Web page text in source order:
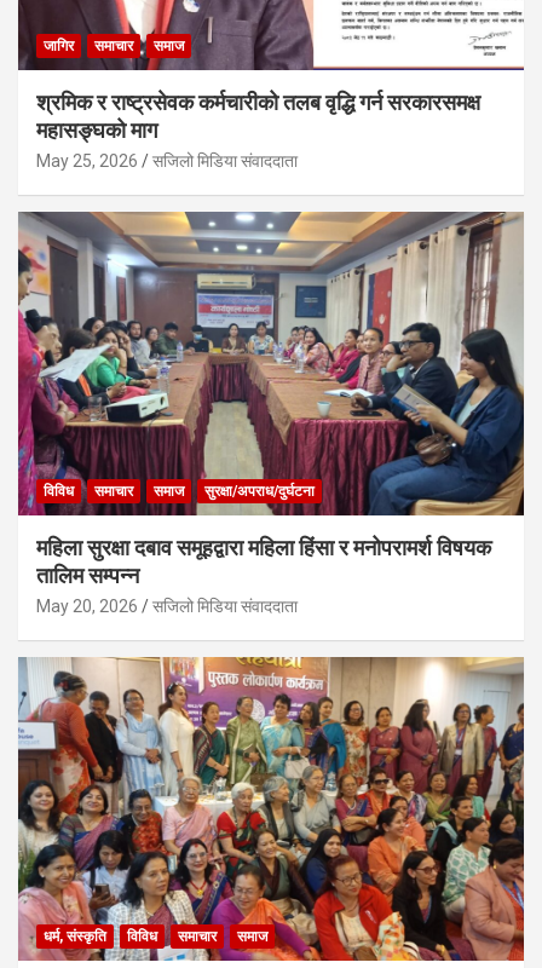
जागिर समाचार समाज
श्रमिक र राष्ट्रसेवक कर्मचारीको तलब वृद्धि गर्न सरकारसमक्ष
महासङ्घको माग
May 25, 2026 सजिलो मिडिया संवाददाता
विविध समाचार समाज सुरक्षा/अपराध/दुर्घटना
महिला सुरक्षा दबाव समूहद्वारा महिला हिंसा र मनोपरामर्श विषयक
तालिम सम्पन्न
May 20, 2026 सजिलो मिडिया संवाददाता
धर्म, संस्कृति विविध समाचार समाज